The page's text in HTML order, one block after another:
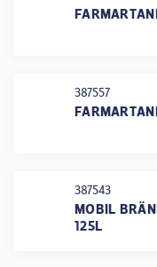
387557
387543
MOBIL
125L